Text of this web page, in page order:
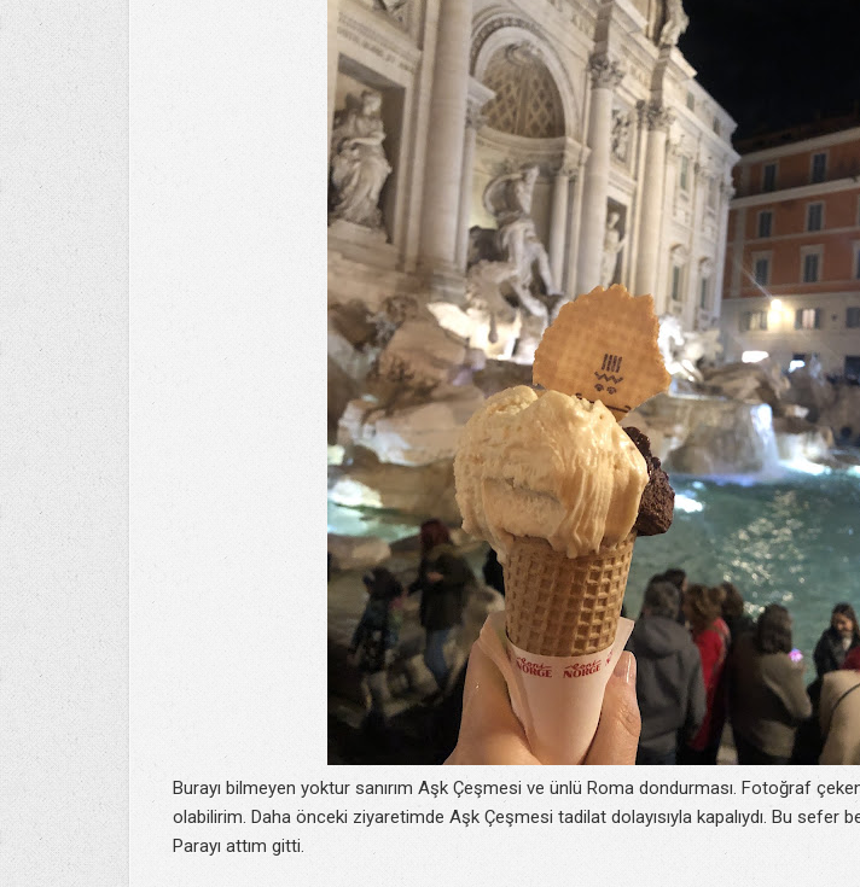
Burayı bilmeyen yoktur sanırım Aşk Çeşmesi ve ünlü Roma dondurması. Fotoğraf
olabilirim. Daha önceki ziyaretimde Aşk Çeşmesi tadilat dolayısıyla kapalıydı. Bu sefer
Parayı attım gitti.